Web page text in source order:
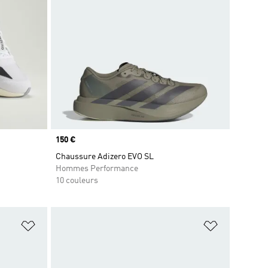
Prix
150 €
Chaussure Adizero EVO SL
Hommes Performance
10 couleurs